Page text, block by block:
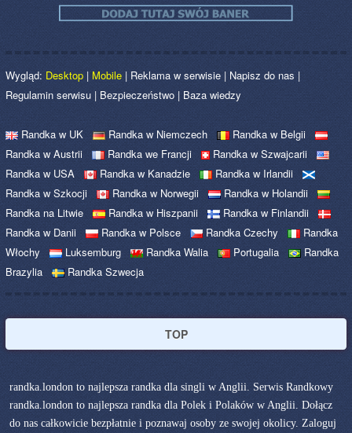
Wygląd: Desktop | Mobile | Reklama w serwisie | Napisz do nas |
Regulamin serwisu | Bezpieczeństwo | Baza wiedzy
Randka w UK Randka w Niemczech
Randka w Belgii
Randka w Austrii
Randka we Francji
Randka w Szwajcarii
Randka w USA
Randka w Kanadzie
Randka w Irlandii
Randka w Szkocji
Randka w Norwegii
Randka w Holandii
Randka na Litwie
Randka w Hiszpanii
Randka w Finlandii
Randka w Danii
Randka w Polsce Randka Czechy
Randka
Włochy
Luksemburg Randka Walia Portugalia
Randka
Brazylia
Randka Szwecja
TOP
randka.london to najlepsza randka dla singli w Anglii. Serwis Randkowy
randka.london to najlepsza randka dla Polek i Polaków w Anglii. Dołącz
do nas całkowicie bezpłatnie i poznawaj osoby ze swojej okolicy. Zaloguj